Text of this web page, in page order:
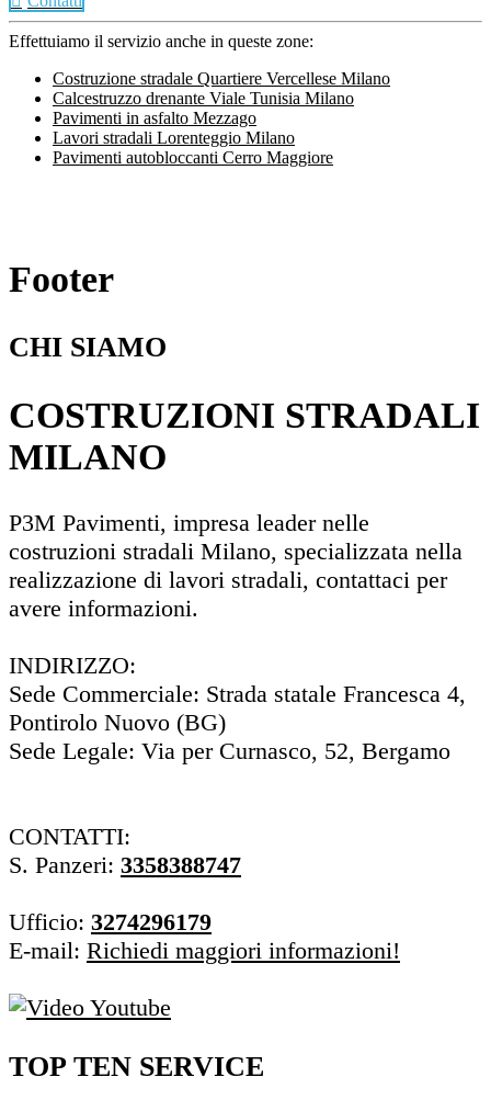
Effettuiamo il servizio anche in queste zone:
Costruzione stradale Quartiere Vercellese Milano
Calcestruzzo drenante Viale Tunisia Milano
Pavimenti in asfalto Mezzago
Lavori stradali Lorenteggio Milano
Pavimenti autobloccanti Cerro Maggiore
Footer
CHI SIAMO
COSTRUZIONI STRADALI
MILANO
P3M Pavimenti, impresa leader nelle
costruzioni stradali Milano, specializzata nella
realizzazione di lavori stradali, contattaci per
avere informazioni.
INDIRIZZO:
Sede Commerciale: Strada statale Francesca 4,
Pontirolo Nuovo (BG)
Sede Legale: Via per Curnasco, 52, Bergamo
CONTATTI:
S. Panzeri: 3358388747
Ufficio: 3274296179
E-mail: Richiedi maggiori informazioni!
TOP TEN SERVICE